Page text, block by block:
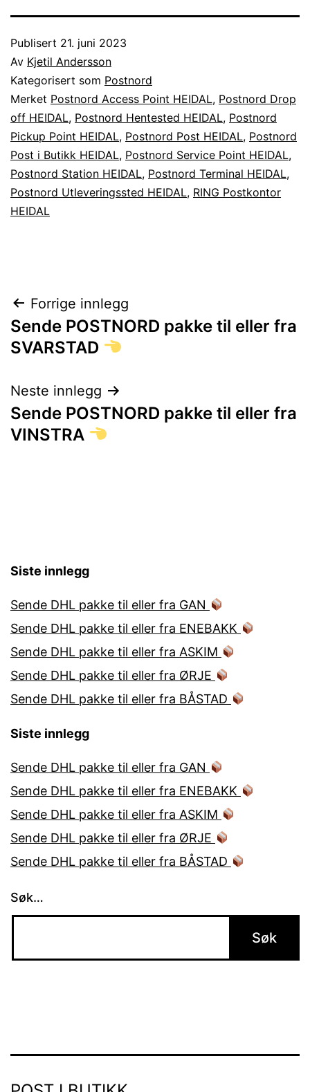
Publisert 21. juni 2023
Av Kjetil Andersson
Kategorisert som Postnord
Merket Postnord Access Point HEIDAL, Postnord Drop
off HEIDAL, Postnord Hentested HEIDAL, Postnord
Pickup Point HEIDAL, Postnord Post HEIDAL, Postnord
Post i Butikk HEIDAL, Postnord Service Point HEIDAL,
Postnord Station HEIDAL, Postnord Terminal HEIDAL,
Postnord Utleveringssted HEIDAL, RING Postkontor
HEIDAL
Innleggsnavigasjon
Forrige innlegg
Sende POSTNORD pakke til eller fra
SVARSTAD
Neste innlegg
Sende POSTNORD pakke til eller fra
VINSTRA
Siste innlegg
Sende DHL pakke til eller fra GAN
Sende DHL pakke til eller fra ENEBAKK
Sende DHL pakke til eller fra ASKIM
Sende DHL pakke til eller fra ØRJE
Sende DHL pakke til eller fra BÅSTAD
Siste innlegg
Sende DHL pakke til eller fra GAN
Sende DHL pakke til eller fra ENEBAKK
Sende DHL pakke til eller fra ASKIM
Sende DHL pakke til eller fra ØRJE
Sende DHL pakke til eller fra BÅSTAD
Søk…